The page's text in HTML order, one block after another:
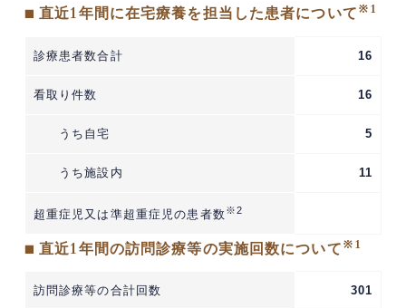
■ 直近1年間に在宅療養を担当した患者について※1
診療患者数合計 16
看取り件数 16
うち自宅 5
うち施設内 11
超重症児又は準超重症児の患者数※2
■ 直近1年間の訪問診療等の実施回数について※1
訪問診療等の合計回数 301